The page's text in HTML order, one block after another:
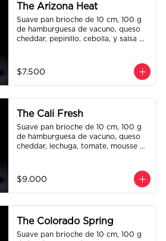
The Arizona Heat
Suave pan brioche de 10 cm, 100 g
de hamburguesa de vacuno, queso
cheddar, pepinillo, cebolla, y salsa de
$7.500
The Cali Fresh
Suave pan brioche de 10 cm, 100 g
de hamburguesa de vacuno, queso
cheddar, lechuga, tomate, mousse de
$9.000
The Colorado Spring
Suave pan brioche de 10 cm, 100 g